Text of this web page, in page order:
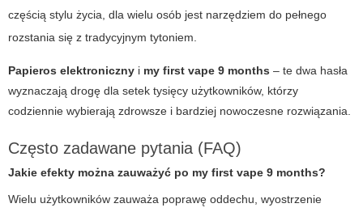
częścią stylu życia, dla wielu osób jest narzędziem do pełnego
rozstania się z tradycyjnym tytoniem.
Papieros elektroniczny i my first vape 9 months – te dwa hasła
wyznaczają drogę dla setek tysięcy użytkowników, którzy
codziennie wybierają zdrowsze i bardziej nowoczesne rozwiązania.
Często zadawane pytania (FAQ)
Jakie efekty można zauważyć po my first vape 9 months?
Wielu użytkowników zauważa poprawę oddechu, wyostrzenie